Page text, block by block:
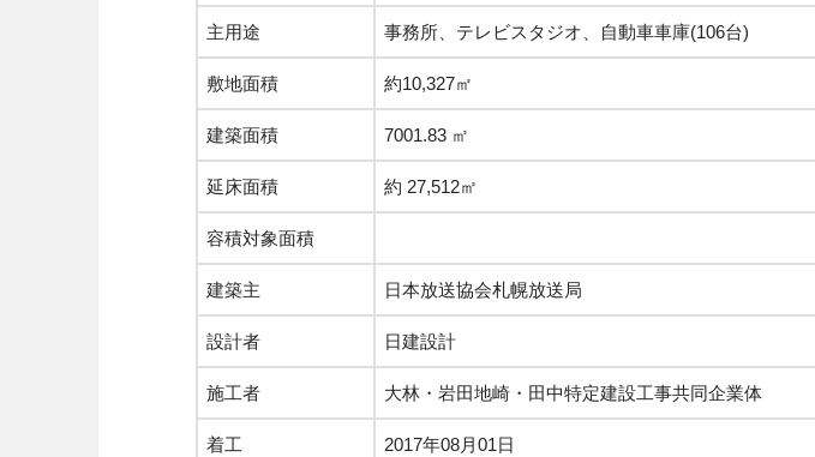
主用途 事務所、テレビスタジオ、自動車車庫(106台)
敷地面積 約10,327㎡
建築面積 7001.83 ㎡
延床面積 約 27,512㎡
容積対象面積
建築主 日本放送協会札幌放送局
設計者 日建設計
施工者 大林・岩田地崎・田中特定建設工事共同企業体
着工 2017年08月01日